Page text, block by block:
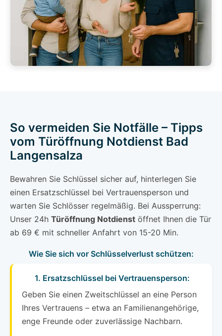
So vermeiden Sie Notfälle – Tipps
vom Türöffnung Notdienst Bad
Langensalza
Bewahren Sie Schlüssel sicher auf, hinterlegen Sie
einen Ersatzschlüssel bei Vertrauensperson und
warten Sie Schlösser regelmäßig. Bei Aussperrung:
Unser 24h Türöffnung Notdienst öffnet Ihnen die Tür
ab 69 € mit schneller Anfahrt von 15-20 Min.
Wie Sie sich vor Schlüsselverlust schützen:
1. Ersatzschlüssel bei Vertrauensperson:
Geben Sie einen Zweitschlüssel an eine Person
Ihres Vertrauens – etwa an Familienangehörige,
enge Freunde oder zuverlässige Nachbarn.